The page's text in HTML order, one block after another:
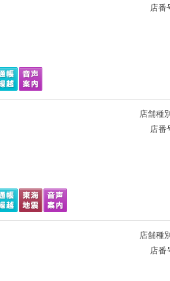
店番
店舗種
店番
店舗種
店番